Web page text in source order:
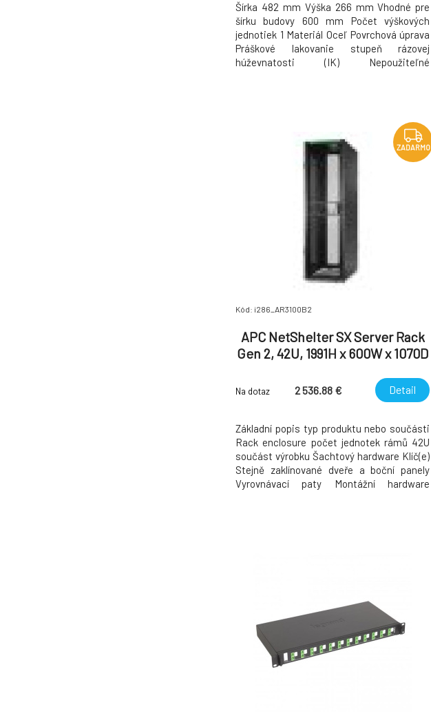
Šírka 482 mm Výška 266 mm Vhodné pre
šírku budovy 600 mm Počet výškových
jednotiek 1 Materiál Oceľ Povrchová úprava
Práškové lakovanie stupeň rázovej
húževnatosti (IK) Nepoužiteľné
ZADARMO
Kód: i286_AR3100B2
APC NetShelter SX Server Rack
Gen 2, 42U, 1991H x 600W x 1070D
Na dotaz 2 536.88 € Detail
Základní popis typ produktu nebo součásti
Rack enclosure počet jednotek rámů 42U
součást výrobku Šachtový hardware Klíč(e)
Stejně zaklínované dveře a boční panely
Vyrovnávací paty Montážní hardware